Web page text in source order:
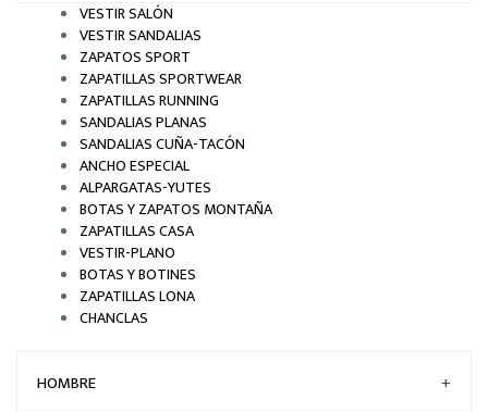
VESTIR SALÓN
VESTIR SANDALIAS
ZAPATOS SPORT
ZAPATILLAS SPORTWEAR
ZAPATILLAS RUNNING
SANDALIAS PLANAS
SANDALIAS CUÑA-TACÓN
ANCHO ESPECIAL
ALPARGATAS-YUTES
BOTAS Y ZAPATOS MONTAÑA
ZAPATILLAS CASA
VESTIR-PLANO
BOTAS Y BOTINES
ZAPATILLAS LONA
CHANCLAS
HOMBRE +